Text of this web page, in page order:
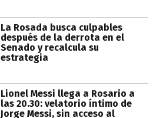
La Rosada busca culpables
después de la derrota en el
Senado y recalcula su
estrategia
Lionel Messi llega a Rosario a
las 20.30: velatorio íntimo de
Jorge Messi, sin acceso al